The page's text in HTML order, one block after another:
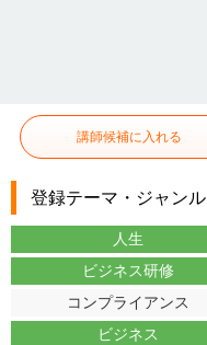
講師候補に入れる
登録テーマ・ジャンル
人生
ビジネス研修
コンプライアンス
ビジネス